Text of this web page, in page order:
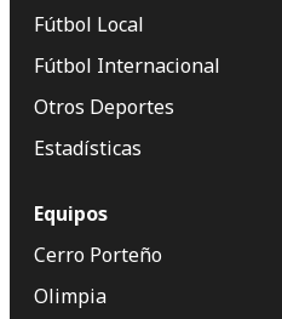
Fútbol Local
Fútbol Internacional
Otros Deportes
Estadísticas
Equipos
Cerro Porteño
Olimpia